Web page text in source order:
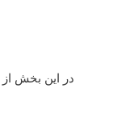
در اين بخش